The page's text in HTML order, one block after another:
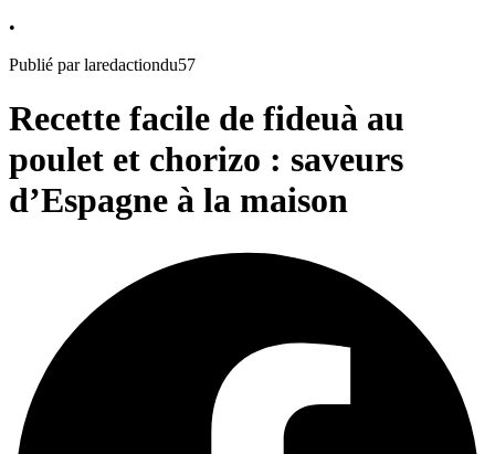
•
Publié par laredactiondu57
Recette facile de fideuà au
poulet et chorizo : saveurs
d’Espagne à la maison